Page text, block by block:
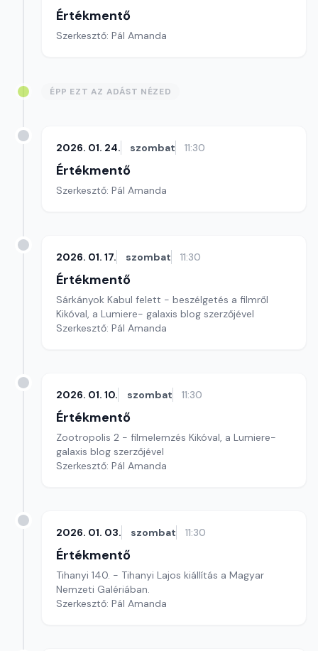
Értékmentő
Szerkesztő: Pál Amanda
ÉPP EZT AZ ADÁST NÉZED
2026. 01. 24. szombat 11:30
Értékmentő
Szerkesztő: Pál Amanda
2026. 01. 17. szombat 11:30
Értékmentő
Sárkányok Kabul felett - beszélgetés a filmről
Kikóval, a Lumiere- galaxis blog szerzőjével
Szerkesztő: Pál Amanda
2026. 01. 10. szombat 11:30
Értékmentő
Zootropolis 2 - filmelemzés Kikóval, a Lumiere-
galaxis blog szerzőjével
Szerkesztő: Pál Amanda
2026. 01. 03. szombat 11:30
Értékmentő
Tihanyi 140. - Tihanyi Lajos kiállítás a Magyar
Nemzeti Galériában.
Szerkesztő: Pál Amanda